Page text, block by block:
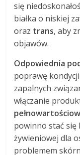
się
białka o niskiej
oraz trans, aby
objawów.
Odpowiednia
poprawę
zapalnych
włączanie
powinno stać się
żywieniowej dla
problemem